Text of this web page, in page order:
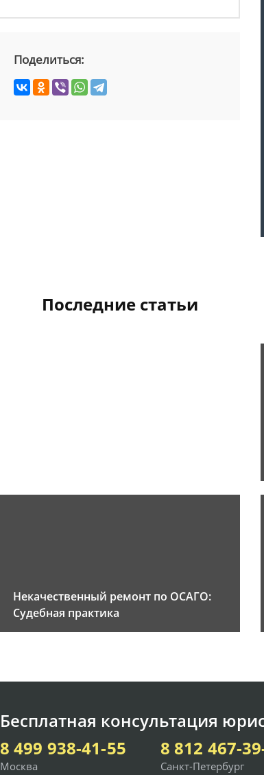
Поделиться:
Последние статьи
Некачественный ремонт по ОСАГО:
Судебная практика
Бесплатная консультация
8 499 938-41-55
Москва
8 812 467-
Санкт-Петербург